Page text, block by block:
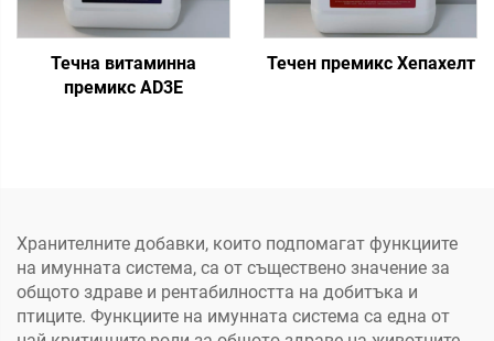
Течна витаминна
премикс AD3E
Течен премикс Хепахелт
Хранителните добавки, които подпомагат функциите
на имунната система, са от съществено значение за
общото здраве и рентабилността на добитъка и
птиците. Функциите на имунната система са една от